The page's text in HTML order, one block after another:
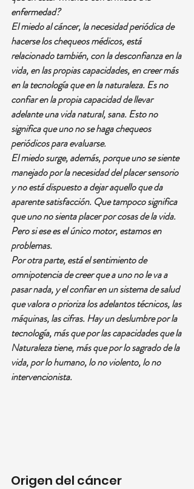
enfermedad?
El miedo al cáncer, la necesidad periódica de
hacerse los chequeos médicos, está
relacionado también, con la desconfianza en la
vida, en las propias capacidades, en creer más
en la tecnología que en la naturaleza. Es no
confiar en la propia capacidad de llevar
adelante una vida natural, sana. Esto no
significa que uno no se haga chequeos
periódicos para evaluarse.
El miedo surge, además, porque uno se siente
manejado por la necesidad del placer sensorio
y no está dispuesto a dejar aquello que da
aparente satisfacción. Que tampoco significa
que uno no sienta placer por cosas de la vida.
Pero si ese es el único motor, estamos en
problemas.
Por otra parte, está el sentimiento de
omnipotencia de creer que a uno no le va a
pasar nada, y el confiar en un sistema de salud
que valora o prioriza los adelantos técnicos, las
máquinas, las cifras. Hay un deslumbre por la
tecnología, más que por las capacidades que la
Naturaleza tiene, más que por lo sagrado de la
vida, por lo humano, lo no violento, lo no
intervencionista.
Origen del cáncer